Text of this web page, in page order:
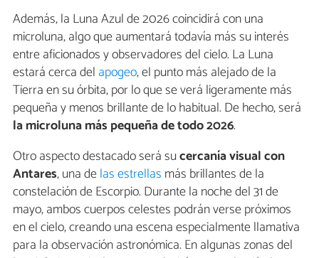
Además, la Luna Azul de 2026 coincidirá con una
microluna, algo que aumentará todavía más su interés
entre aficionados y observadores del cielo. La Luna
estará cerca del apogeo, el punto más alejado de la
Tierra en su órbita, por lo que se verá ligeramente más
pequeña y menos brillante de lo habitual. De hecho, será
la microluna más pequeña de todo 2026.
Otro aspecto destacado será sucercanía visual con
Antares, una delas estrellas más brillantes de la
constelación de Escorpio. Durante la noche del 31 de
mayo, ambos cuerpos celestes podrán verse próximos
en el cielo, creando una escena especialmente llamativa
para la observación astronómica. En algunas zonas del